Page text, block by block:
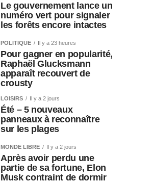
Le gouvernement lance un
numéro vert pour signaler
les forêts encore intactes
POLITIQUE Il y a 23 heures
Pour gagner en popularité,
Raphaël Glucksmann
apparaît recouvert de
crousty
LOISIRS Il y a 2 jours
Été – 5 nouveaux
panneaux à reconnaître
sur les plages
MONDE LIBRE Il y a 2 jours
Après avoir perdu une
partie de sa fortune, Elon
Musk contraint de dormir